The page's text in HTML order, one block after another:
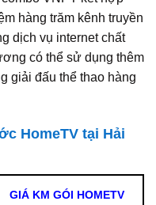
hàng trăm kênh truyền
dịch vụ internet chất
có thể sử dụng thêm
giải đấu thể thao hàng
HomeTV tại Hải
GIÁ KM GÓI HOMETV